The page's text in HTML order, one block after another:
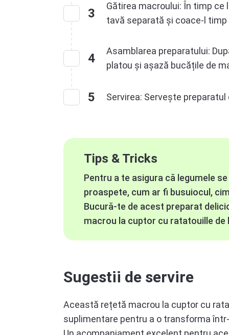
3
Gătirea macroului: În timp ce
tavă separată și coace-l
4
Asamblarea preparatului:
platou și așază bucățile de
5 Servirea: Servește
Tips & Tricks
Pentru a te asigura că legumele
proaspete, cum ar fi busuiocul,
Bucură-te de acest preparat
macrou la cuptor cu ratatouille
Sugestii de servire
Această rețetă macrou la cuptor cu
suplimentare pentru a o transforma